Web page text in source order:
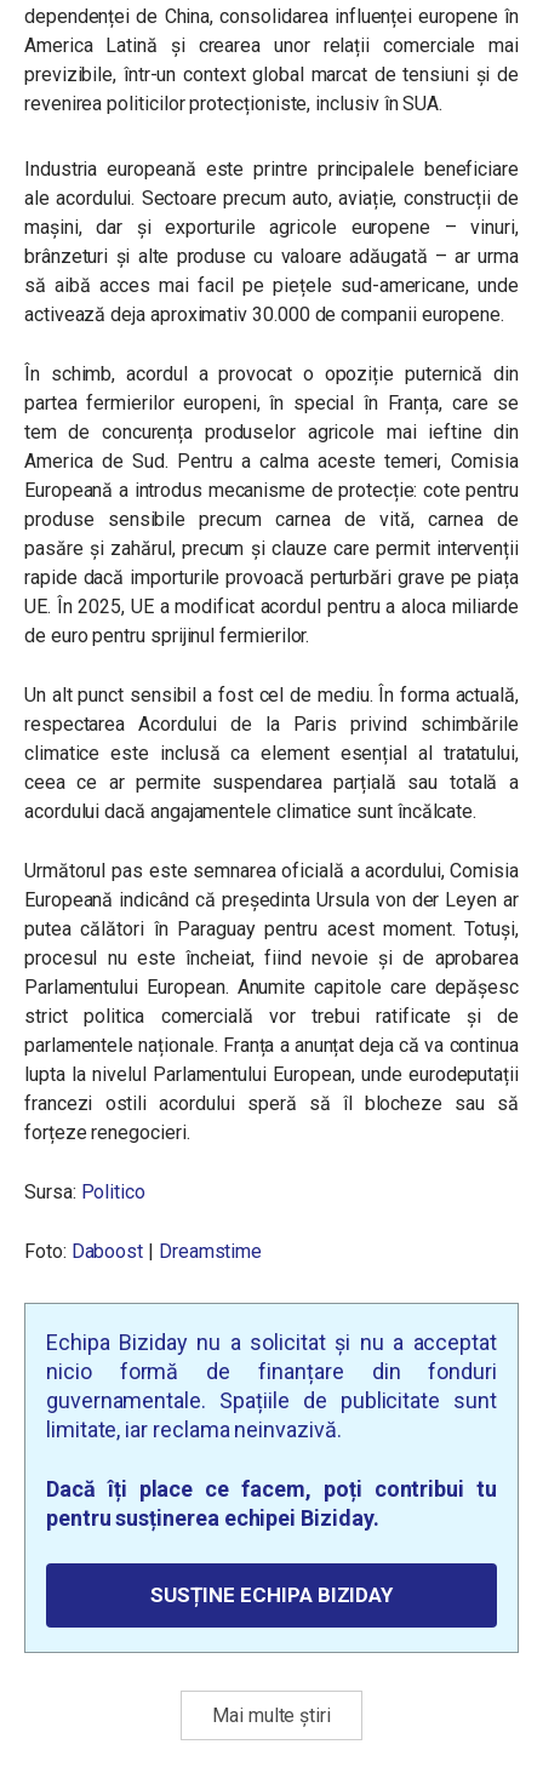
dependenței de China, consolidarea influenței europene în
America Latină și crearea unor relații comerciale mai
previzibile, într-un context global marcat de tensiuni și de
revenirea politicilor protecționiste, inclusiv în SUA.
Industria europeană este printre principalele beneficiare
ale acordului. Sectoare precum auto, aviație, construcții de
mașini, dar și exporturile agricole europene – vinuri,
brânzeturi și alte produse cu valoare adăugată – ar urma
să aibă acces mai facil pe piețele sud-americane, unde
activează deja aproximativ 30.000 de companii europene.
În schimb, acordul a provocat o opoziție puternică din
partea fermierilor europeni, în special în Franța, care se
tem de concurența produselor agricole mai ieftine din
America de Sud. Pentru a calma aceste temeri, Comisia
Europeană a introdus mecanisme de protecție: cote pentru
produse sensibile precum carnea de vită, carnea de
pasăre și zahărul, precum și clauze care permit intervenții
rapide dacă importurile provoacă perturbări grave pe piața
UE. În 2025, UE a modificat acordul pentru a aloca miliarde
de euro pentru sprijinul fermierilor.
Un alt punct sensibil a fost cel de mediu. În forma actuală,
respectarea Acordului de la Paris privind schimbările
climatice este inclusă ca element esențial al tratatului,
ceea ce ar permite suspendarea parțială sau totală a
acordului dacă angajamentele climatice sunt încălcate.
Următorul pas este semnarea oficială a acordului, Comisia
Europeană indicând că președinta Ursula von der Leyen ar
putea călători în Paraguay pentru acest moment. Totuși,
procesul nu este încheiat, fiind nevoie și de aprobarea
Parlamentului European. Anumite capitole care depășesc
strict politica comercială vor trebui ratificate și de
parlamentele naționale. Franța a anunțat deja că va continua
lupta la nivelul Parlamentului European, unde eurodeputații
francezi ostili acordului speră să îl blocheze sau să
forțeze renegocieri.
Sursa: Politico
Foto: Daboost | Dreamstime
Echipa Biziday nu a solicitat și nu a acceptat
nicio formă de finanțare din fonduri
guvernamentale. Spațiile de publicitate sunt
limitate, iar reclama neinvazivă.
Dacă îți place ce facem, poți contribui tu
pentru susținerea echipei Biziday.
SUSȚINE ECHIPA BIZIDAY
Mai multe știri